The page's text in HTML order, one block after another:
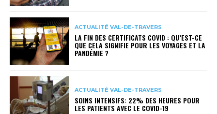
ACTUALITÉ VAL-DE-TRAVERS
LA FIN DES CERTIFICATS COVID : QU’EST-CE
QUE CELA SIGNIFIE POUR LES VOYAGES ET LA
PANDÉMIE ?
ACTUALITÉ VAL-DE-TRAVERS
SOINS INTENSIFS: 22% DES HEURES POUR
LES PATIENTS AVEC LE COVID-19